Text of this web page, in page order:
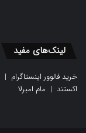
لینک‌های مفید
خرید فالوور اینستاگرام |
اکستند | مام امبرلا